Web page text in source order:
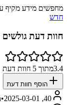
מחפשים מידע מקיף
חדש
חוות דעת
3.4מתוך 5 חוות דעת
הוסף חוות דעת
40, men
•2025-03-01